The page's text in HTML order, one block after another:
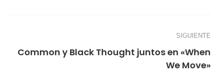
SIGUIENTE
Common y Black Thought juntos en «When
We Move»